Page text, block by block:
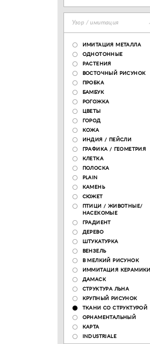
Узор / имитация
ИМИТАЦИЯ МЕТАЛЛА
ОДНОТОННЫЕ
РАСТЕНИЯ
ВОСТОЧНЫЙ РИСУНОК
ПРОБКА
БАМБУК
РОГОЖКА
ЦВЕТЫ
ГОРОД
КОЖА
ИНДИЯ / ПЕЙСЛИ
ГРАФИКА / ГЕОМЕТРИЯ
КЛЕТКА
ПОЛОСКА
PLAIN
КАМЕНЬ
СЮЖЕТ
ПТИЦИ / ЖИВОТНЫЕ/
НАСЕКОМЫЕ
ГРАДИЕНТ
ДЕРЕВО
ШТУКАТУРКА
ВЕНЗЕЛЬ
В МЕЛКИЙ РИСУНОК
ИММИТАЦИЯ КЕРАМИКИ
ДАМАСК
СТРУКТУРА ЛЬНА
КРУПНЫЙ РИСУНОК
ТКАНИ СО СТРУКТУРОЙ
ОРНАМЕНТАЛЬНЫЙ
КАРТА
INDUSTRIALE